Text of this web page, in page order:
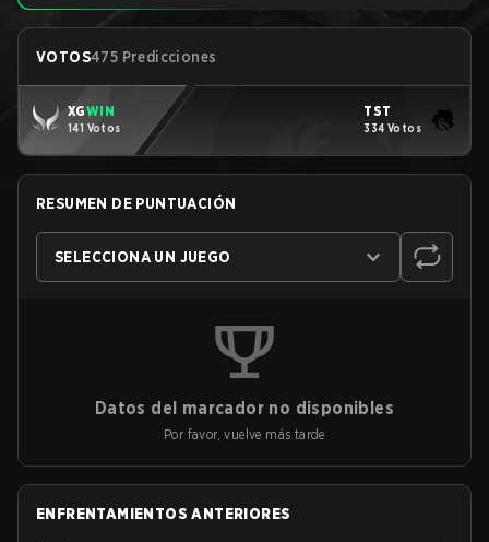
VOTOS475 Predicciones
XGWIN
141 Votos
TST
334 Votos
RESUMEN DE PUNTUACIÓN
SELECCIONA UN JUEGO
Datos del marcador no disponibles
Por favor, vuelve más tarde
ENFRENTAMIENTOS ANTERIORES